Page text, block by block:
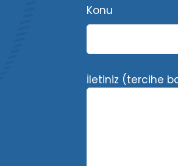
Konu
İletiniz (tercihe